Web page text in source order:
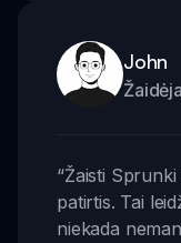
John
“Žaisti
patirtis. Tai
niekada